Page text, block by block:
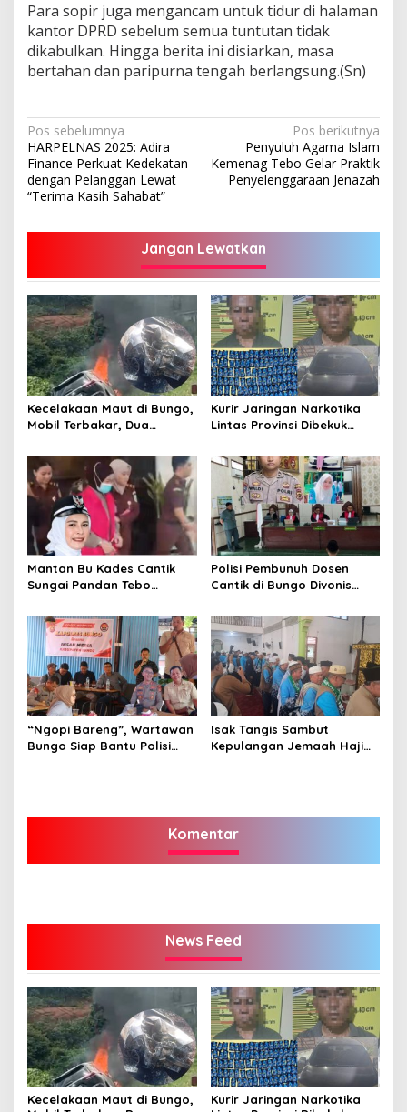
Para sopir juga mengancam untuk tidur di halaman
kantor DPRD sebelum semua tuntutan tidak
dikabulkan. Hingga berita ini disiarkan, masa
bertahan dan paripurna tengah berlangsung.(Sn)
Navigasi
pos
Pos sebelumnya
HARPELNAS 2025: Adira
Finance Perkuat Kedekatan
dengan Pelanggan Lewat
“Terima Kasih Sahabat”
Pos berikutnya
Penyuluh Agama Islam
Kemenag Tebo Gelar Praktik
Penyelenggaraan Jenazah
Jangan Lewatkan
Kecelakaan Maut di Bungo,
Mobil Terbakar, Dua
Tempat
Kurir Jaringan Narkotika
Lintas Provinsi Dibekuk
Mantan Bu Kades Cantik
Sungai Pandan Tebo
Milyar
Polisi Pembunuh Dosen
Cantik di Bungo Divonis
“Ngopi Bareng”, Wartawan
Bungo Siap Bantu Polisi
Isak Tangis Sambut
Kepulangan Jemaah Haji
Komentar
News Feed
Kecelakaan Maut di Bungo,
Kurir Jaringan Narkotika